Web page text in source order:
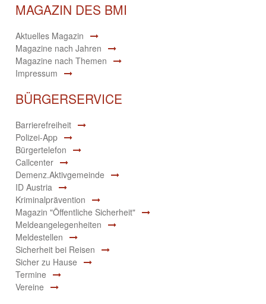
MAGAZIN DES BMI
Aktuelles Magazin
Magazine nach Jahren
Magazine nach Themen
Impressum
BÜRGERSERVICE
Barrierefreiheit
Polizei-App
Bürgertelefon
Callcenter
Demenz.Aktivgemeinde
ID Austria
Kriminalprävention
Magazin "Öffentliche Sicherheit"
Meldeangelegenheiten
Meldestellen
Sicherheit bei Reisen
Sicher zu Hause
Termine
Vereine